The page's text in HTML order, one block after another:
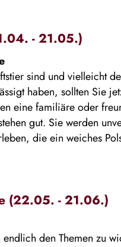
- 21.05.)
sind und vielleicht
haben, sollten Sie
eine familiäre oder
gut. Sie werden
die ein weiches
(22.05. - 21.06.)
den Themen zu